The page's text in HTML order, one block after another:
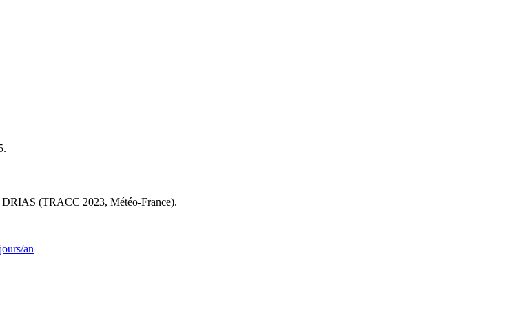
.
DRIAS (TRACC 2023, Météo-France).
jours/an